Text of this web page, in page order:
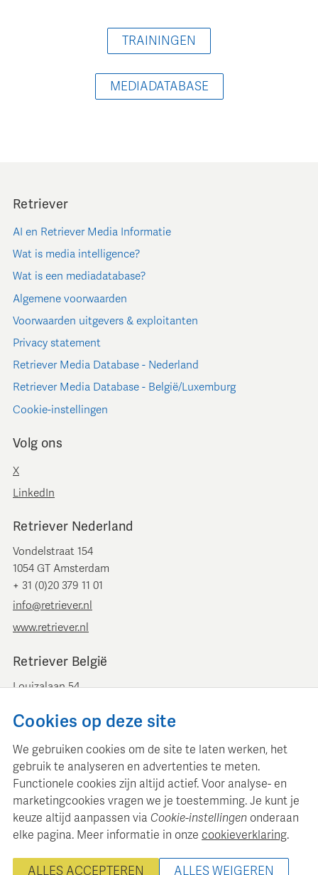
TRAININGEN
MEDIADATABASE
Retriever
AI en Retriever Media Informatie
Wat is media intelligence?
Wat is een mediadatabase?
Algemene voorwaarden
Voorwaarden uitgevers & exploitanten
Privacy statement
Retriever Media Database - Nederland
Retriever Media Database - België/Luxemburg
Cookie-instellingen
Volg ons
X
LinkedIn
Retriever Nederland
Vondelstraat 154
1054 GT Amsterdam
+ 31 (0)20 379 11 01
info@retriever.nl
www.retriever.nl
Retriever België
Louizalaan 54
+ 32 (0)2 893 00 52
www.retrievermedia.be
Retriever Media Informatie onderhoudt een gestructureerde
mediadatabase voor professionele mediaplanning en analyse.
Cookies op deze site
We gebruiken cookies om de site te laten werken, het
gebruik te analyseren en advertenties te meten.
Functionele cookies zijn altijd actief. Voor analyse- en
marketingcookies vragen we je toestemming. Je kunt je
keuze altijd aanpassen via Cookie-instellingen onderaan
elke pagina. Meer informatie in onze cookieverklaring.
ALLES ACCEPTEREN ALLES WEIGEREN